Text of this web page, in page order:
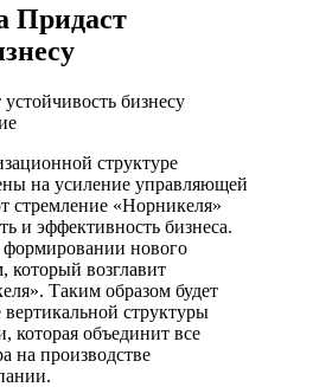
Придаст
структуре
на усиление управляющей
стремление «Норникеля»
и эффективность бизнеса.
нового
который возглавит
Таким образом будет
вертикальной структуры
которая объединит все
на производстве